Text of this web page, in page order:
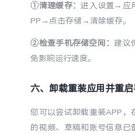
①清理缓存：进入设置→应
PP→点击存储→清除缓存。
②检查手机存储空间： 建议
免影响运行速度。
六、卸载重装应用并重
您可以尝试卸载重装APP，
的视频、草稿和账号信息已